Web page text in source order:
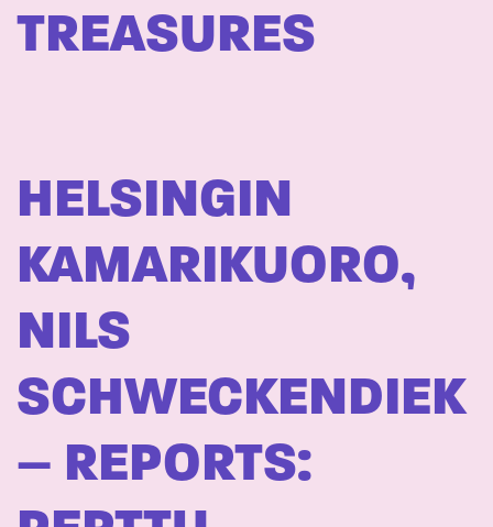
TREASURES
HELSINGIN
KAMARIKUORO,
NILS
SCHWECKENDIEK
– REPORTS: